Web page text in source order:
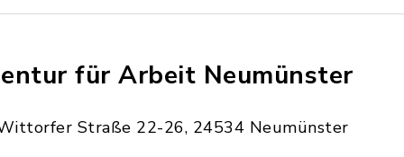
für Arbeit Neumünster
Straße 22-26, 24534 Neumünster